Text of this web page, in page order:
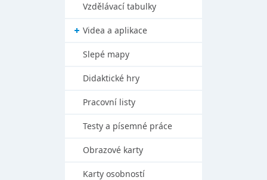
Vzdělávací tabulky
Videa a aplikace
Slepé mapy
Didaktické hry
Pracovní listy
Testy a písemné práce
Obrazové karty
Karty osobností